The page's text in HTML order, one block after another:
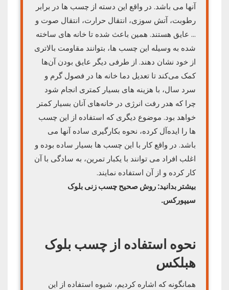
آنها می باشد. در واقع این دسته از چسب ها در برابر
رطوبت، آتش سوزی، انتقال حرارت، انتقال صوت و
… عایق هستند. همین باعث شده تا خانه های ساخته
شده به وسیله این چسب ها، بتوانند مقاومت بالاتری
از خود نشان دهند. از طرفی دیگر عایق بودن آن‌ها
کمک می‌کند تا تعدیل دما خانه ها در فصول گرم و
سرد سال، با هزینه های بسیار کمتری انجام شود
چرا که هدر رفت انرژی در خانه‌های آنان بسیار کمتر
خواهد بود. موضوع دیگری که استفاده از این چسب
ها را ایده‌آل کرده، نحوه بکارگیری ساده آنها می
باشد. در واقع کار با این چسب ها بسیار ساده بوده و
اغلب افراد می توانند با یکبار تمرین، به سادگی با آن
کار کرده و از آن استفاده نمایند.
بیشتر بدانید: روش صحیح چسب زنی بلوک
سیپورکس.
نحوه استفاده از چسب بلوک
هبلکس
همانگونه که اشاره کردیم، شیوه استفاده از این